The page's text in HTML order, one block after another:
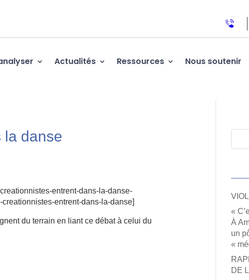
Actualités Ressources Nous soutenir
la danse
entrent-dans-la-danse-
entrent-dans-la-danse]
du terrain en liant ce débat à celui du
«
À
un
«
DE